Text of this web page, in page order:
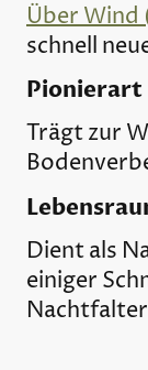
Über Wind
schnell
Pionierart
Trägt zur
Dient als
einiger